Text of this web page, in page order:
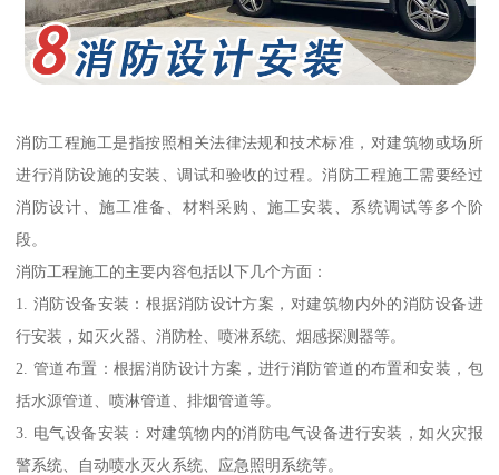
消防工程施工是指按照相关法律法规和技术标准，对建筑物或场所
进行消防设施的安装、调试和验收的过程。消防工程施工需要经过
消防设计、施工准备、材料采购、施工安装、系统调试等多个阶
段。
消防工程施工的主要内容包括以下几个方面：
1. 消防设备安装：根据消防设计方案，对建筑物内外的消防设备进
行安装，如灭火器、消防栓、喷淋系统、烟感探测器等。
2. 管道布置：根据消防设计方案，进行消防管道的布置和安装，包
括水源管道、喷淋管道、排烟管道等。
3. 电气设备安装：对建筑物内的消防电气设备进行安装，如火灾报
警系统、自动喷水灭火系统、应急照明系统等。